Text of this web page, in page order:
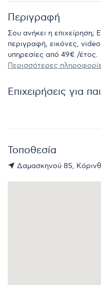
Περιγραφή
Σου ανήκει η επιχείρηση;
περιγραφή, εικόνες,
υπηρεσίες από 49€ /έτος.
Περισσότερες
Επιχειρήσεις για
Τοποθεσία
Δαμασκηνού 85,